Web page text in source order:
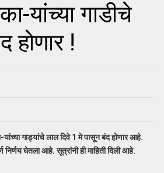
यांच्या गाडीचे
होणार !
गाड्यांचे लाल दिवे 1 मे पासून बंद होणार आहे.
निर्णय घेतला आहे. सूत्रांनी ही माहिती दिली आहे.